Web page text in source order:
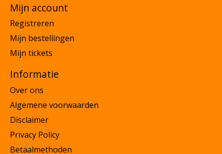
Mijn account
Registreren
Mijn bestellingen
Mijn tickets
Informatie
Over ons
Algemene voorwaarden
Disclaimer
Privacy Policy
Betaalmethoden